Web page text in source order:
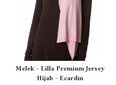
Melek - Lilla Premium Jersey
Hijab - Ecardin